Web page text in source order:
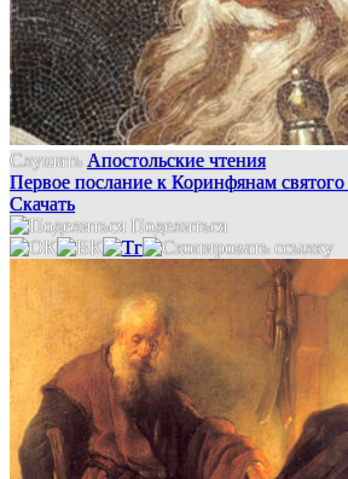
Слушать Апостольские чтения
Первое послание к Коринфянам
Скачать
Поделиться